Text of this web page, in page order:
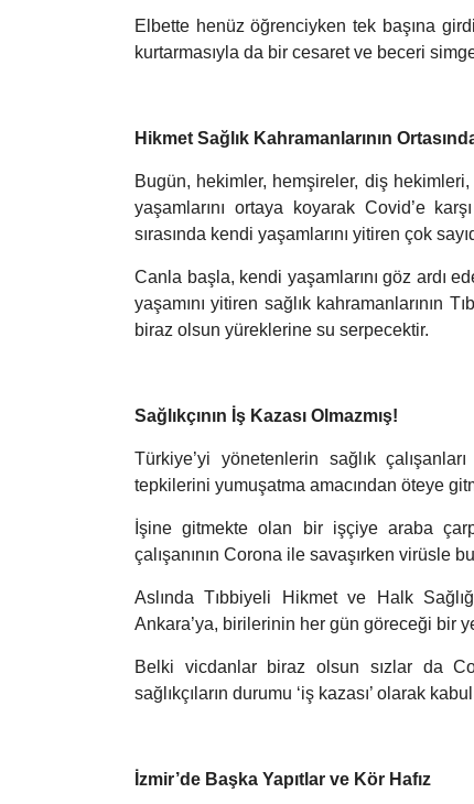
Elbette henüz öğrenciyken tek başına
kurtarmasıyla da bir cesaret ve beceri
Hikmet Sağlık Kahramanlarının
Bugün, hekimler, hemşireler, diş hekimleri,
yaşamlarını ortaya koyarak Covid’e
sırasında kendi yaşamlarını yitiren çok
Canla başla, kendi yaşamlarını göz ardı
yaşamını yitiren sağlık kahramanlarının
biraz olsun yüreklerine su serpecektir.
Sağlıkçının İş Kazası Olmazmış!
Türkiye’yi yönetenlerin sağlık
tepkilerini yumuşatma amacından öteye
İşine gitmekte olan bir işçiye araba
çalışanının Corona ile savaşırken virüsle
Aslında Tıbbiyeli Hikmet ve Halk
Ankara’ya, birilerinin her gün göreceği bir
Belki vicdanlar biraz olsun sızlar da
sağlıkçıların durumu ‘iş kazası’ olarak
İzmir’de Başka Yapıtlar ve Kör Hafız